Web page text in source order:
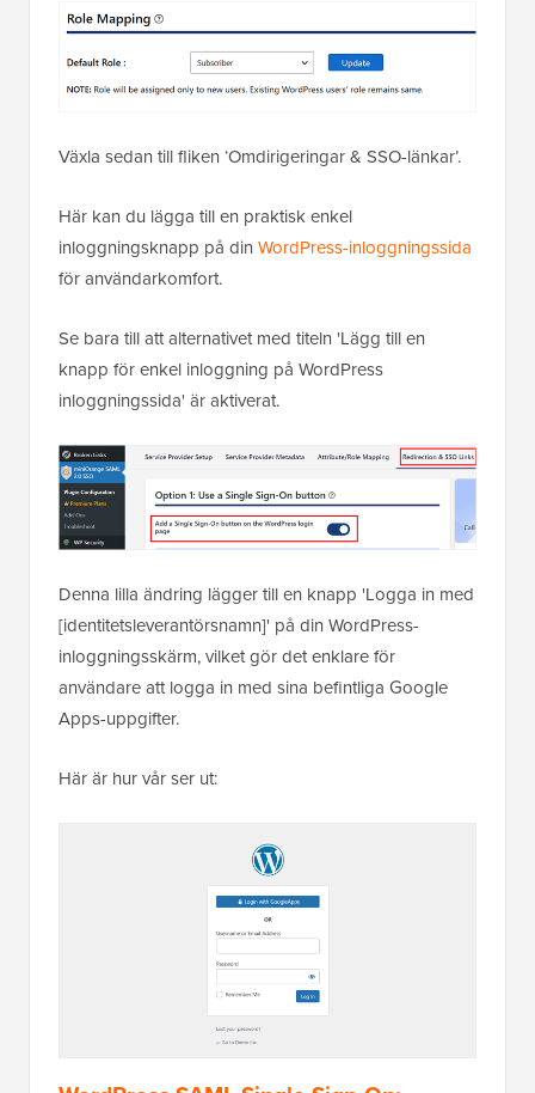
Växla sedan till fliken ‘Omdirigeringar & SSO-länkar’.
Här kan du lägga till en praktisk enkel
inloggningsknapp på din WordPress-inloggningssida
för användarkomfort.
Se bara till att alternativet med titeln 'Lägg till en
knapp för enkel inloggning på WordPress
inloggningssida' är aktiverat.
Denna lilla ändring lägger till en knapp 'Logga in med
[identitetsleverantörsnamn]' på din WordPress-
inloggningsskärm, vilket gör det enklare för
användare att logga in med sina befintliga Google
Apps-uppgifter.
Här är hur vår ser ut: